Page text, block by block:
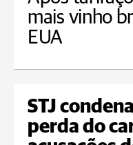
mais vinho
EUA
STJ
perda do